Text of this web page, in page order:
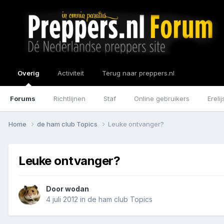
Overig
Forums Richtlijnen Staf Online gebruikers
Activiteit Terug naar preppers.nl
Home de ham club Topics Leuke ontvanger?
Leuke ontvanger?
Doorwodan
4 juli 2012 in de ham club Topics